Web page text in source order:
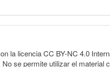
la licencia CC BY-NC 4.0
se permite utilizar el material